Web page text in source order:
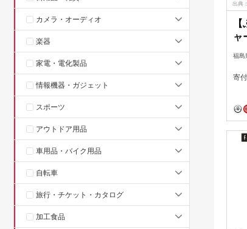
カメラ・オーディオ
楽器
家電・電化製品
情報機器・ガジェット
スポーツ
アウトドア用品
車用品・バイク用品
自転車
旅行・チケット・カタログ
加工食品
出典
ャ
福島
寄